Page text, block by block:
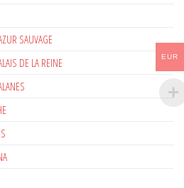
SAUVAGE
DE LA REINE
EUR